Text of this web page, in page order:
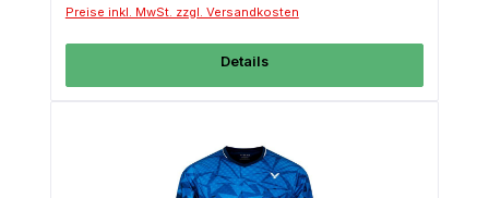
Preise inkl. MwSt. zzgl. Versandkosten
Details